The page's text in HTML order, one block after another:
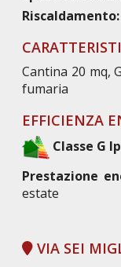
Riscaldamento:
Cantina 20 mq,
fumaria
EFFICIENZA
Classe G
Prestazione
estate
VIA SEI